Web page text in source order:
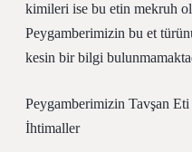
kimileri ise bu etin mekruh
Peygamberimizin bu et
kesin bir bilgi
Peygamberimizin Tavşan
İhtimaller